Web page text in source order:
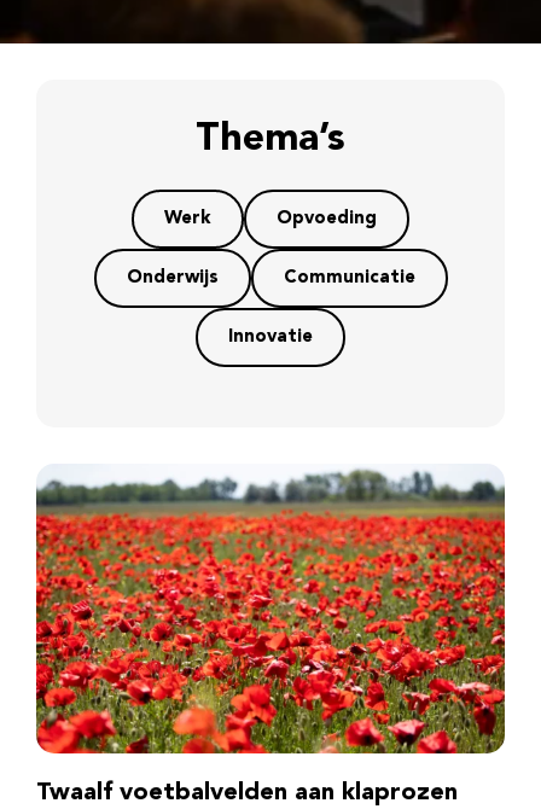
Thema’s
Werk Opvoeding
Onderwijs Communicatie
Innovatie
Twaalf voetbalvelden aan klaprozen